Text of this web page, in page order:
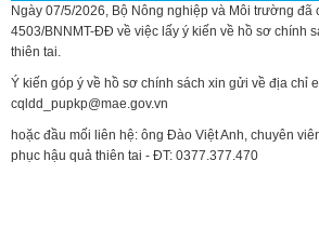
Ngày 07/5/2026, Bộ Nông nghiệp và Môi trường đã
4503/BNNMT-ĐĐ về việc lấy ý kiến về hồ sơ chính
thiên tai.
Ý kiến góp ý về hồ sơ chính sách xin gửi về địa chỉ
cqldd_pupkp@mae.gov.vn
hoặc đầu mối liên hệ: ông Đào Việt Anh, chuyên
phục hậu quả thiên tai - ĐT: 0377.377.470